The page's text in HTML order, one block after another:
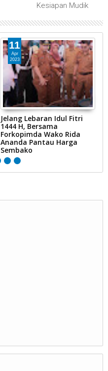
Kesiapan Mudik
11
Apr
2023
Jelang Lebaran Idul Fitri
1444 H, Bersama
Forkopimda Wako Rida
Ananda Pantau Harga
Sembako